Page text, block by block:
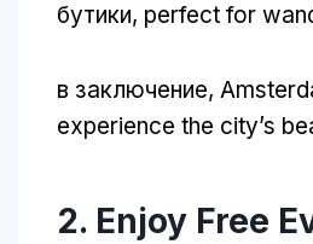
бутики, perfect for
в заключение,
experience the city’s
2. Enjoy Free